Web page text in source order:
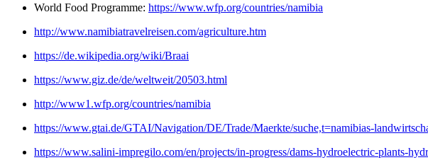
World Food Programme: https://www.wfp.org/countries/namibia
http://www.namibiatravelreisen.com/agriculture.htm
https://de.wikipedia.org/wiki/Braai
https://www.giz.de/de/weltweit/20503.html
http://www1.wfp.org/countries/namibia
https://www.gtai.de/GTAI/Navigation/DE/Trade/Maerkte/suche,t=namibias-
https://www.salini-impregilo.com/en/projects/in-progress/dams-hydroelectric-plants-